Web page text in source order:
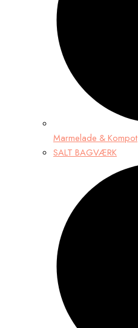
Marmelade & Kompot
SALT BAGVÆRK